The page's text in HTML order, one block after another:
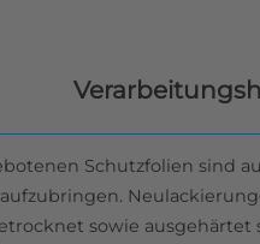
Schutzfolien sind
sowie ausgehärtet